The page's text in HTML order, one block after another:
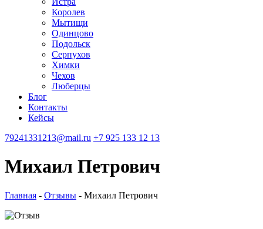
Королев
Мытищи
Одинцово
Подольск
Серпухов
Химки
Чехов
Люберцы
Блог
Контакты
Кейсы
79241331213@mail.ru +7 925 133 12 13
Михаил Петрович
Главная - Отзывы - Михаил Петрович